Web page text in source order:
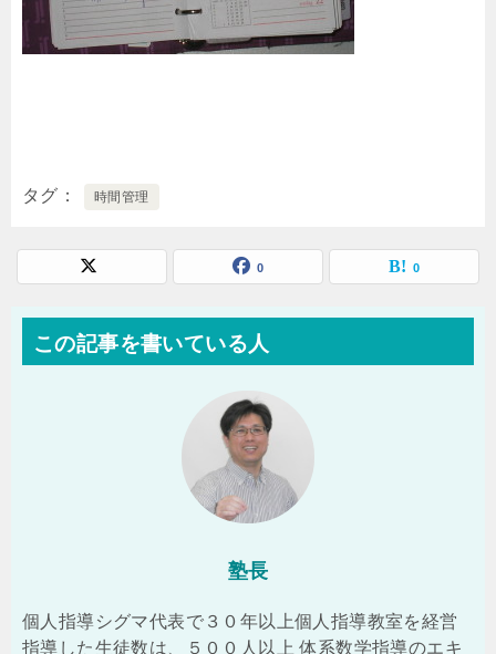
タグ 時間管理
0 0
この記事を書いている人
塾長
個人指導シグマ代表で３０年以上個人指導教室を経営
指導した生徒数は、５００人以上 体系数学指導のエキ